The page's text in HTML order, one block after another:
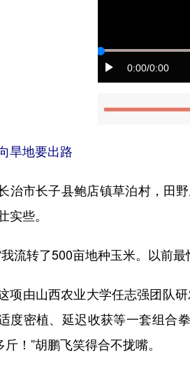
0:00/0:00
地要出路
市长子县鲍店镇草泊村，田野
实些。
转了500亩地种玉米。以前最怕
由山西农业大学任志强团队研
度密植、延迟收获等一套组合
斤！”胡鹏飞笑得合不拢嘴。